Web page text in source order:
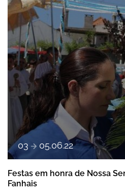
03 a 05.06.22
Festas em honra de Nossa
Fanhais